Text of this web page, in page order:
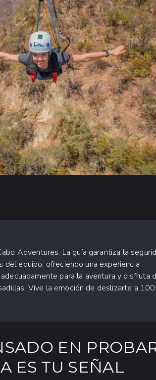
Adventures. La guía garantiza la
equipo, ofreciendo una experiencia
para la aventura y disfruta
Vive la emoción de deslizarte a
EN
ES TU SEÑAL